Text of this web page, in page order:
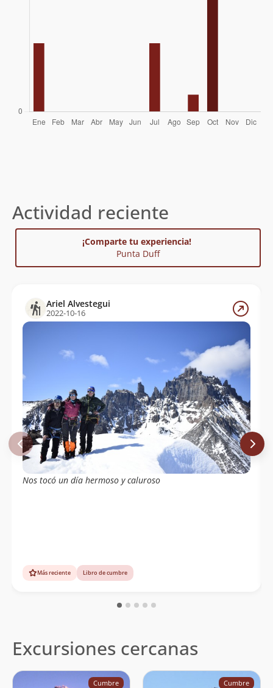
Actividad reciente
¡Comparte tu experiencia!
Punta Duff
Ariel Alvestegui
2022-10-16
Nos tocó un día hermoso y caluroso
Más reciente Libro de cumbre
Excursiones cercanas
Cumbre Cumbre